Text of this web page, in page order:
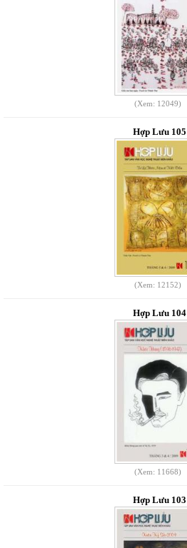
(Xem: 12049)
Hợp Lưu 105
(Xem: 12152)
Hợp Lưu 104
(Xem: 11668)
Hợp Lưu 103